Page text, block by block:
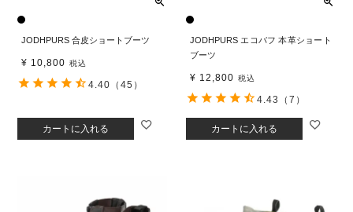
JODHPURS 合皮ショートブーツ
¥ 10,800 税込
カートに入れる
4.40 （45）
JODHPURS エコバフ 本革ショート
ブーツ
¥ 12,800 税込
カートに入れる
4.43 （7）